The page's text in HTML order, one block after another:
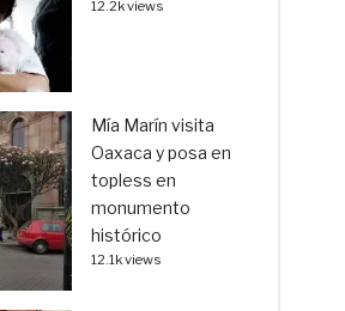
12.2k views
Mía Marín visita
Oaxaca y posa en
topless en
monumento
histórico
12.1k views